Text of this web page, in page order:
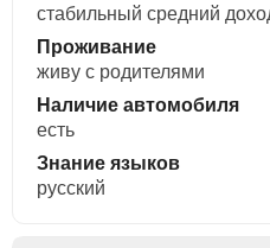
стабильный средний
Проживание
живу с родителями
Наличие автомобиля
есть
Знание языков
русский